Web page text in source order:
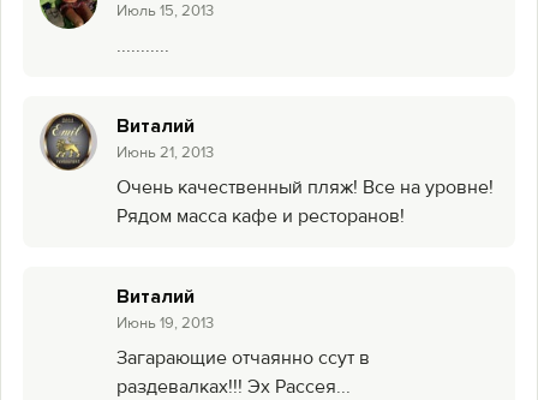
Июль 15, 2013
...........
Виталий
Июнь 21, 2013
Очень качественный пляж! Все на уровне!
Рядом масса кафе и ресторанов!
Виталий
Июнь 19, 2013
Загарающие отчаянно ссут в
раздевалках!!! Эх Рассея...